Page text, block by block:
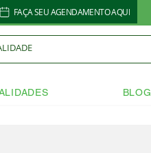
FAÇA SEU AGENDAMENTO AQUI
BLOG